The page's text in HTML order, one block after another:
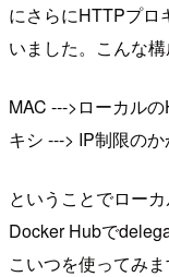
にさらにHTTPプロ
いました。こんな構
MAC --->ローカル
キシ ---> IP制限の
ということでロー
Docker Hubで
こいつを使ってみま